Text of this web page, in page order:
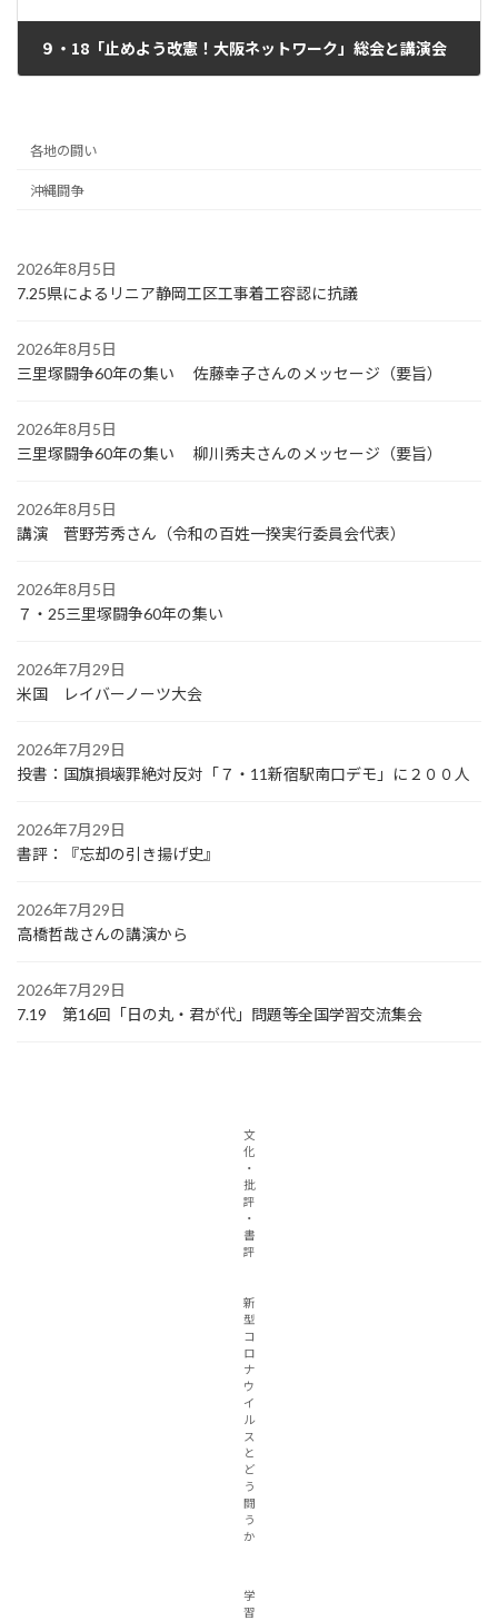
９・18「止めよう改憲！大阪ネットワーク」総会と講演会
各地の闘い
沖縄闘争
2026年8月5日
7.25県によるリニア静岡工区工事着工容認に抗議
2026年8月5日
三里塚闘争60年の集い 佐藤幸子さんのメッセージ（要旨）
2026年8月5日
三里塚闘争60年の集い 柳川秀夫さんのメッセージ（要旨）
2026年8月5日
講演 菅野芳秀さん（令和の百姓一揆実行委員会代表）
2026年8月5日
７・25三里塚闘争60年の集い
2026年7月29日
米国 レイバーノーツ大会
2026年7月29日
投書：国旗損壊罪絶対反対「７・11新宿駅南口デモ」に２００人
2026年7月29日
書評：『忘却の引き揚げ史』
2026年7月29日
高橋哲哉さんの講演から
2026年7月29日
7.19 第16回「日の丸・君が代」問題等全国学習交流集会
文
化
・
批
評
・
書
評
新
型
コ
ロ
ナ
ウ
イ
ル
ス
と
ど
う
闘
う
か
学
習